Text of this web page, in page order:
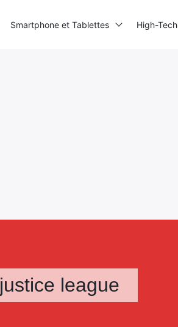
justice league
Smartphone et Tablettes High-Tech